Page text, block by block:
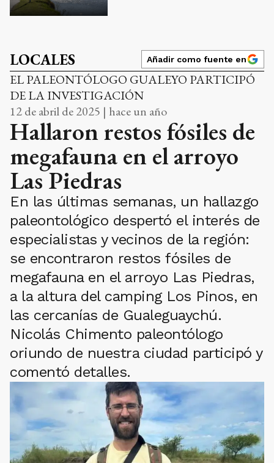
LOCALES Añadir como fuente en
EL PALEONTÓLOGO GUALEYO PARTICIPÓ
DE LA INVESTIGACIÓN
12 de abril de 2025 | hace un año
Hallaron restos fósiles de
megafauna en el arroyo
Las Piedras
En las últimas semanas, un hallazgo
paleontológico despertó el interés de
especialistas y vecinos de la región:
se encontraron restos fósiles de
megafauna en el arroyo Las Piedras,
a la altura del camping Los Pinos, en
las cercanías de Gualeguaychú.
Nicolás Chimento paleontólogo
oriundo de nuestra ciudad participó y
comentó detalles.